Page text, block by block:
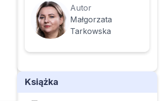
Autor
Małgorzata
Tarkowska
Książka